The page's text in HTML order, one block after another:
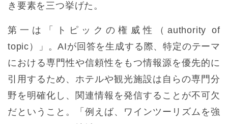
き要素を三つ挙げた。
第一は「トピックの権威性（authority of
topic）」。AIが回答を生成する際、特定のテーマ
における専門性や信頼性をもつ情報源を優先的に
引用するため、ホテルや観光施設は自らの専門分
野を明確化し、関連情報を発信することが不可欠
だということ。「例えば、ワインツーリズムを強